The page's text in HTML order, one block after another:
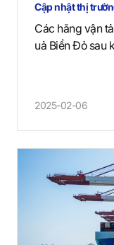
Cập nhật thị
Các hãng vận
uả Biển Đỏ sau
2025-02-06